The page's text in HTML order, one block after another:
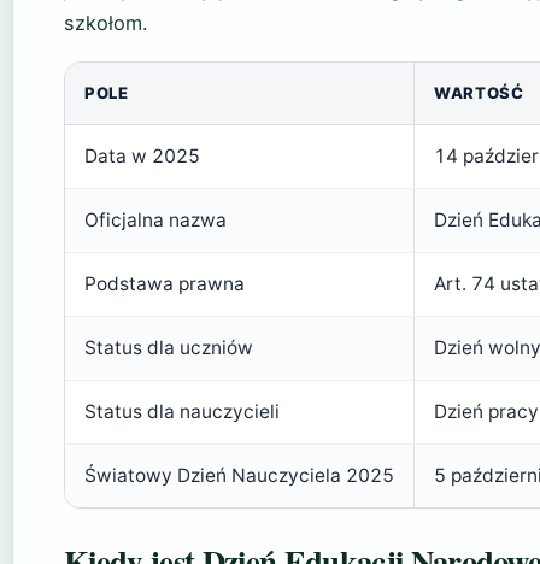
szkołom.
POLE WARTOŚĆ
Data w 2025 14
Oficjalna nazwa Dzień
Podstawa prawna Art. 74
Status dla uczniów Dzień
Status dla nauczycieli Dzień
Światowy Dzień Nauczyciela 2025 5